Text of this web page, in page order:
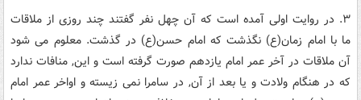
۳. در روایت اولی آمده است که آن چهل نفر گفتند چند روزی از ملاقات
ما با امام زمان(ع) نگذشت که امام حسن(ع) در گذشت. معلوم می شود
آن ملاقات در آخر عمر امام یازدهم صورت گرفته است و این, منافات ندارد
که در هنگام ولادت و یا بعد از آن, در سامرا نمی زیسته و اواخر عمر امام